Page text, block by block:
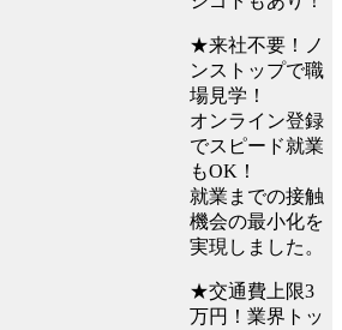
★来社不要！ノ
ンストップで職
場見学！
オンライン登録
でスピード就業
もOK！
就業までの接触
機会の最小化を
実現しました。
★交通費上限3
万円！業界トッ